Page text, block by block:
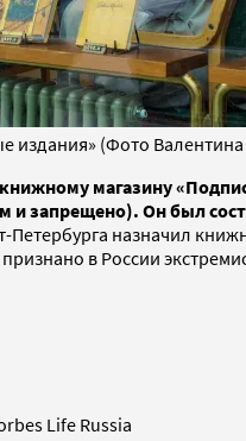
издания» (Фото
магазину
и запрещено). Он был
назначил
в России
Life Russia